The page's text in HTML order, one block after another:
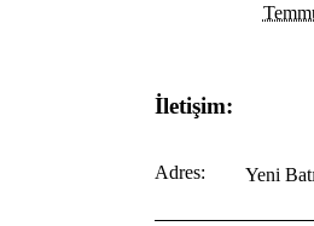
İletişim:
Adres:
Yeni